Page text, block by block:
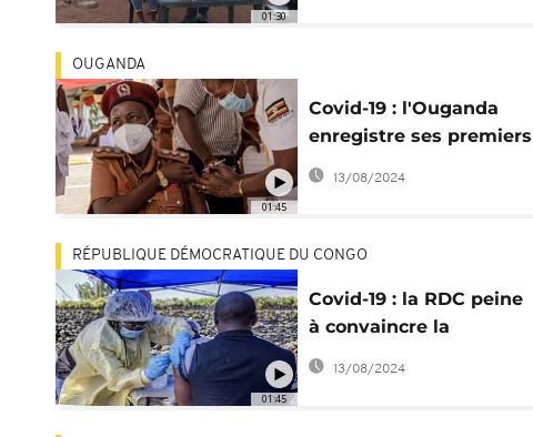
01:30
01:45
OUGANDA
Covid-19 : l'Ouganda
enregistre ses premiers
cas du variant Omicron
13/08/2024
01:45
RÉPUBLIQUE DÉMOCRATIQUE DU CONGO
Covid-19 : la RDC peine
à convaincre la
population à la
13/08/2024